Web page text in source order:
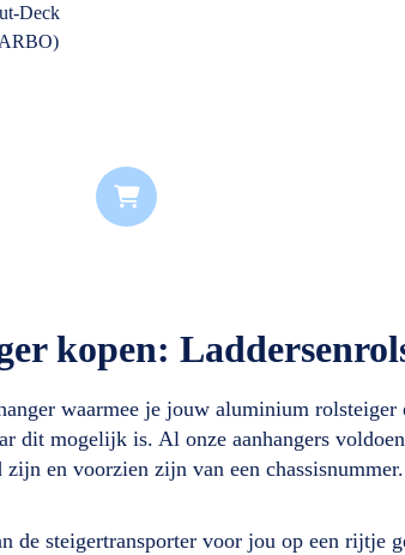
Deck
kopen:
waarmee je jouw aluminium
dit mogelijk is. Al onze aanhangers
en voorzien zijn van een
de steigertransporter voor jou op een rijtje